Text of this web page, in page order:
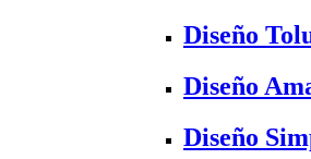
Diseño
Diseño
Diseño